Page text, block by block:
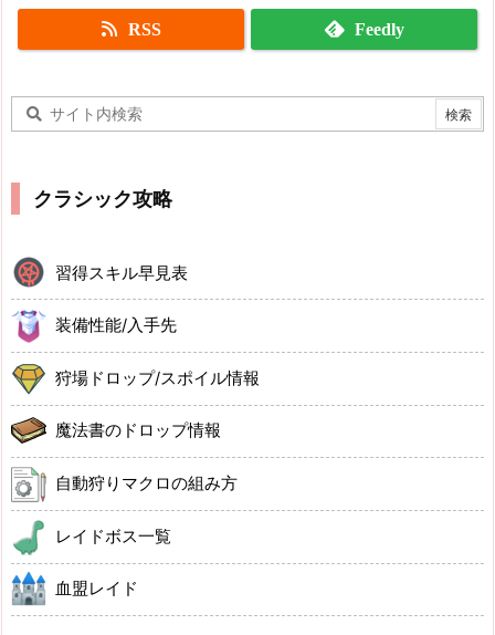
RSS Feedly
クラシック攻略
習得スキル早見表
装備性能/入手先
狩場ドロップ/スポイル情報
魔法書のドロップ情報
自動狩りマクロの組み方
レイドボス一覧
血盟レイド